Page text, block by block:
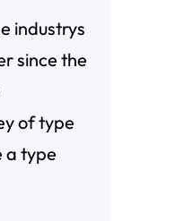
industrys
since the
of type
a type